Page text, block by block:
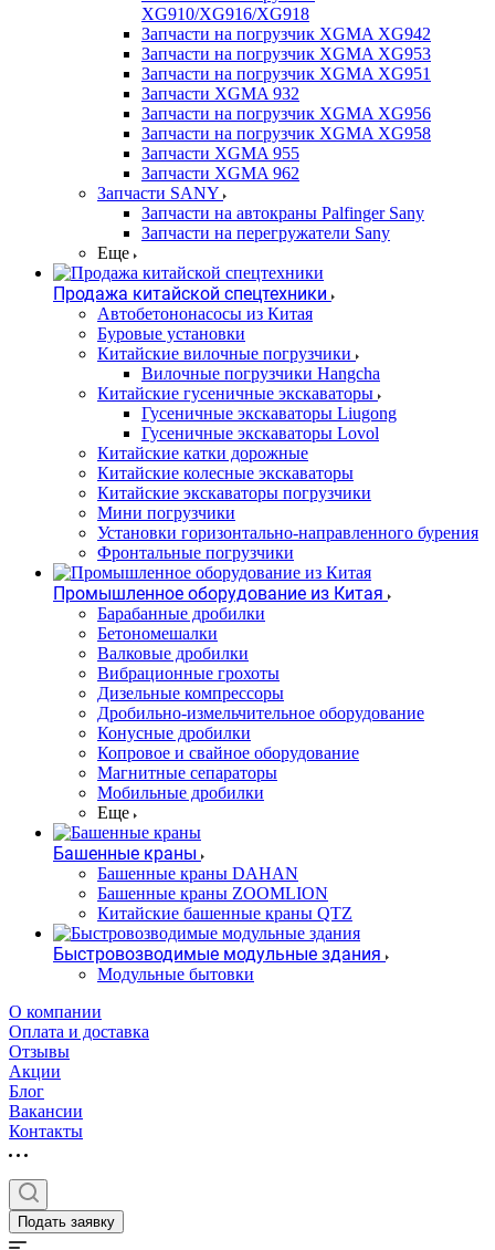
XG910/XG916/XG918
Запчасти на погрузчик XGMA XG942
Запчасти на погрузчик XGMA XG953
Запчасти на погрузчик XGMA XG951
Запчасти XGMA 932
Запчасти на погрузчик XGMA XG956
Запчасти на погрузчик XGMA XG958
Запчасти XGMA 955
Запчасти XGMA 962
Запчасти SANY
Запчасти на автокраны Palfinger Sany
Запчасти на перегружатели Sany
Еще
Продажа китайской спецтехники
Автобетононасосы из Китая
Буровые установки
Китайские вилочные погрузчики
Вилочные погрузчики Hangcha
Китайские гусеничные экскаваторы
Гусеничные экскаваторы Liugong
Гусеничные экскаваторы Lovol
Китайские катки дорожные
Китайские колесные экскаваторы
Китайские экскаваторы погрузчики
Мини погрузчики
Установки горизонтально-направленного бурения
Фронтальные погрузчики
Промышленное оборудование из Китая
Барабанные дробилки
Бетономешалки
Валковые дробилки
Вибрационные грохоты
Дизельные компрессоры
Дробильно-измельчительное оборудование
Конусные дробилки
Копровое и свайное оборудование
Магнитные сепараторы
Мобильные дробилки
Еще
Башенные краны
Башенные краны DAHAN
Башенные краны ZOOMLION
Китайские башенные краны QTZ
Быстровозводимые модульные здания
Модульные бытовки
О компании
Оплата и доставка
Отзывы
Акции
Блог
Вакансии
Контакты
Подать заявку